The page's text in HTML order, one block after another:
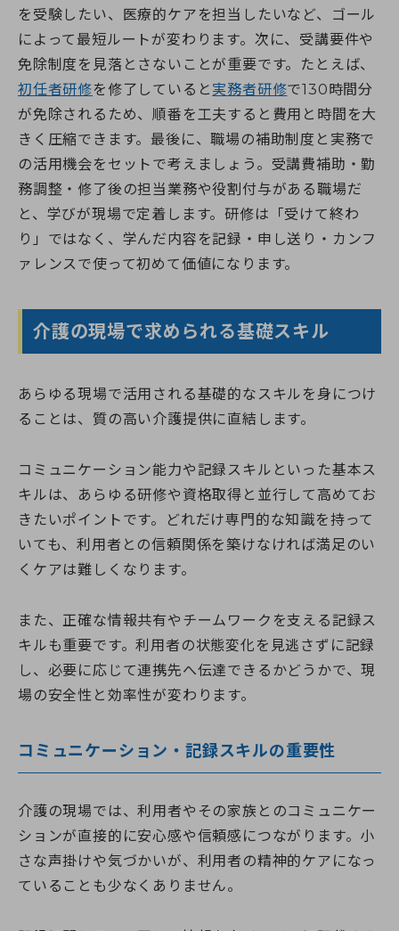
を受験したい、医療的ケアを担当したいなど、ゴール
によって最短ルートが変わります。次に、受講要件や
免除制度を見落とさないことが重要です。たとえば、
初任者研修を修了していると 実務者研修で130時間分
が免除されるため、順番を工夫すると費用と時間を大
きく圧縮できます。最後に、職場の補助制度と実務で
の活用機会をセットで考えましょう。受講費補助・勤
務調整・修了後の担当業務や役割付与がある職場だ
と、学びが現場で定着します。研修は「受けて終わ
り」ではなく、学んだ内容を記録・申し送り・カンフ
ァレンスで使って初めて価値になります。
介護の現場で求められる基礎スキル
あらゆる現場で活用される基礎的なスキルを身につけ
ることは、質の高い介護提供に直結します。
コミュニケーション能力や記録スキルといった基本ス
キルは、あらゆる研修や資格取得と並行して高めてお
きたいポイントです。どれだけ専門的な知識を持って
いても、利用者との信頼関係を築けなければ満足のい
くケアは難しくなります。
また、正確な情報共有やチームワークを支える記録ス
キルも重要です。利用者の状態変化を見逃さずに記録
し、必要に応じて連携先へ伝達できるかどうかで、現
場の安全性と効率性が変わります。
コミュニケーション・記録スキルの重要性
介護の現場では、利用者やその家族とのコミュニケー
ションが直接的に安心感や信頼感につながります。小
さな声掛けや気づかいが、利用者の精神的ケアになっ
ていることも少なくありません。